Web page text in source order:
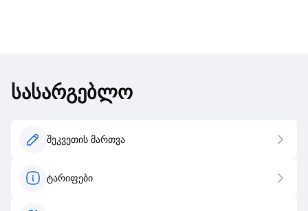
სასარგებლო
შეკვეთის მართვა
ტარიფები